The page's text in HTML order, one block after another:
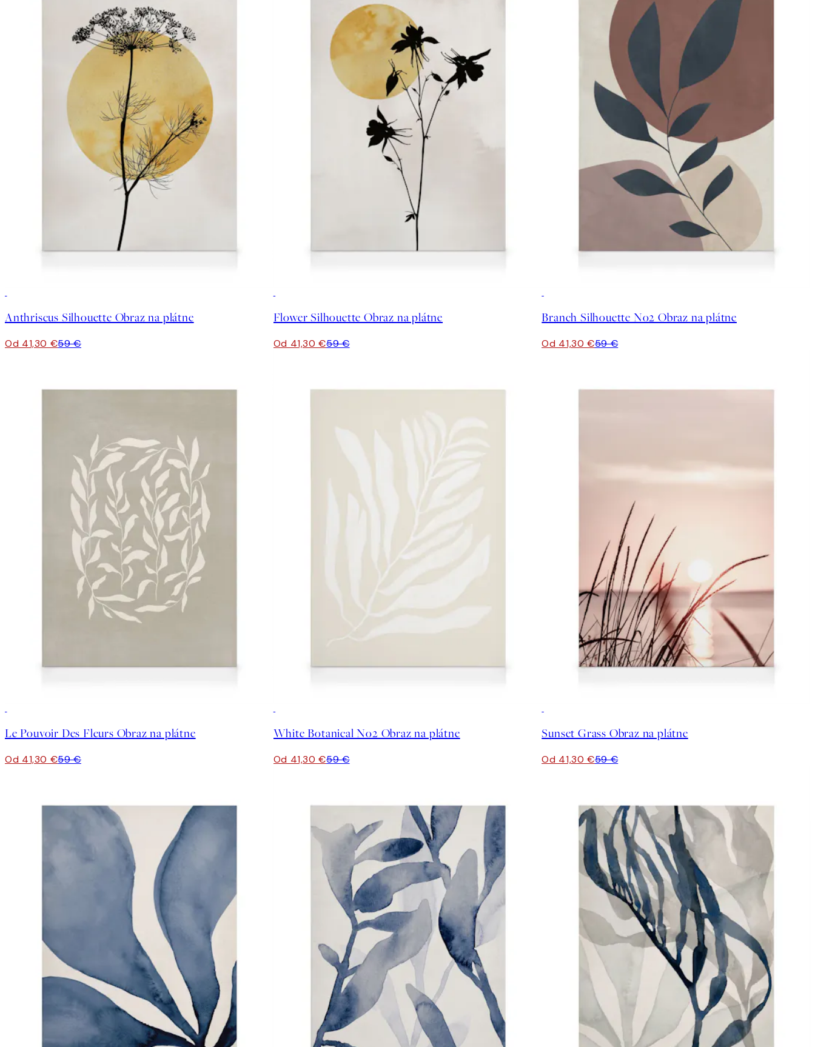
Anthriscus Silhouette Obraz na plátne
Od 41,30 €59 €
Flower Silhouette Obraz na plátne
Od 41,30 €59 €
Branch Silhouette No2 Obraz na plátne
Od 41,30 €59 €
Le Pouvoir Des Fleurs Obraz na plátne
Od 41,30 €59 €
White Botanical No2 Obraz na plátne
Od 41,30 €59 €
Sunset Grass Obraz na plátne
Od 41,30 €59 €